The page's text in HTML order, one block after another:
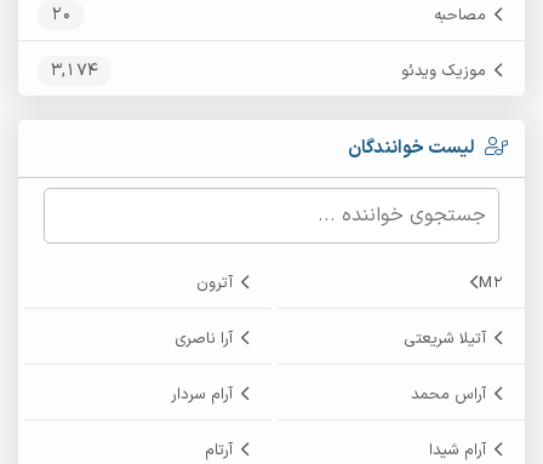
مصاحبه 20
موزیک ویدئو 3,174
لیست خوانندگان
M2 آترون
آتیلا شریعتی آرا ناصری
آراس محمد آرام سردار
آرام شیدا آرتام